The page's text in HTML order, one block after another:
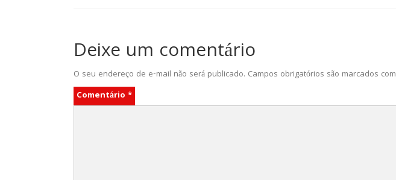
Deixe um comentário
O seu endereço de e-mail não será publicado. Campos obrigatórios são marcados com
Comentário *